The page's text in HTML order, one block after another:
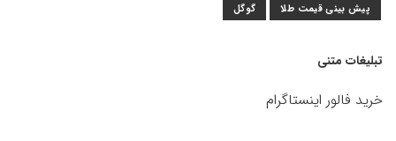
پیش بینی قیمت طلا
گوگل
تبلیغات متنی
خرید فالور اینستاگرام